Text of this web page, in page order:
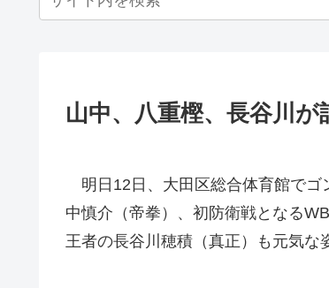
山中、八重樫、長谷川
明日12日、大田区総合体育館でゴ
中慎介（帝拳）、初防衛戦となる
王者の長谷川穂積（真正）も元気な